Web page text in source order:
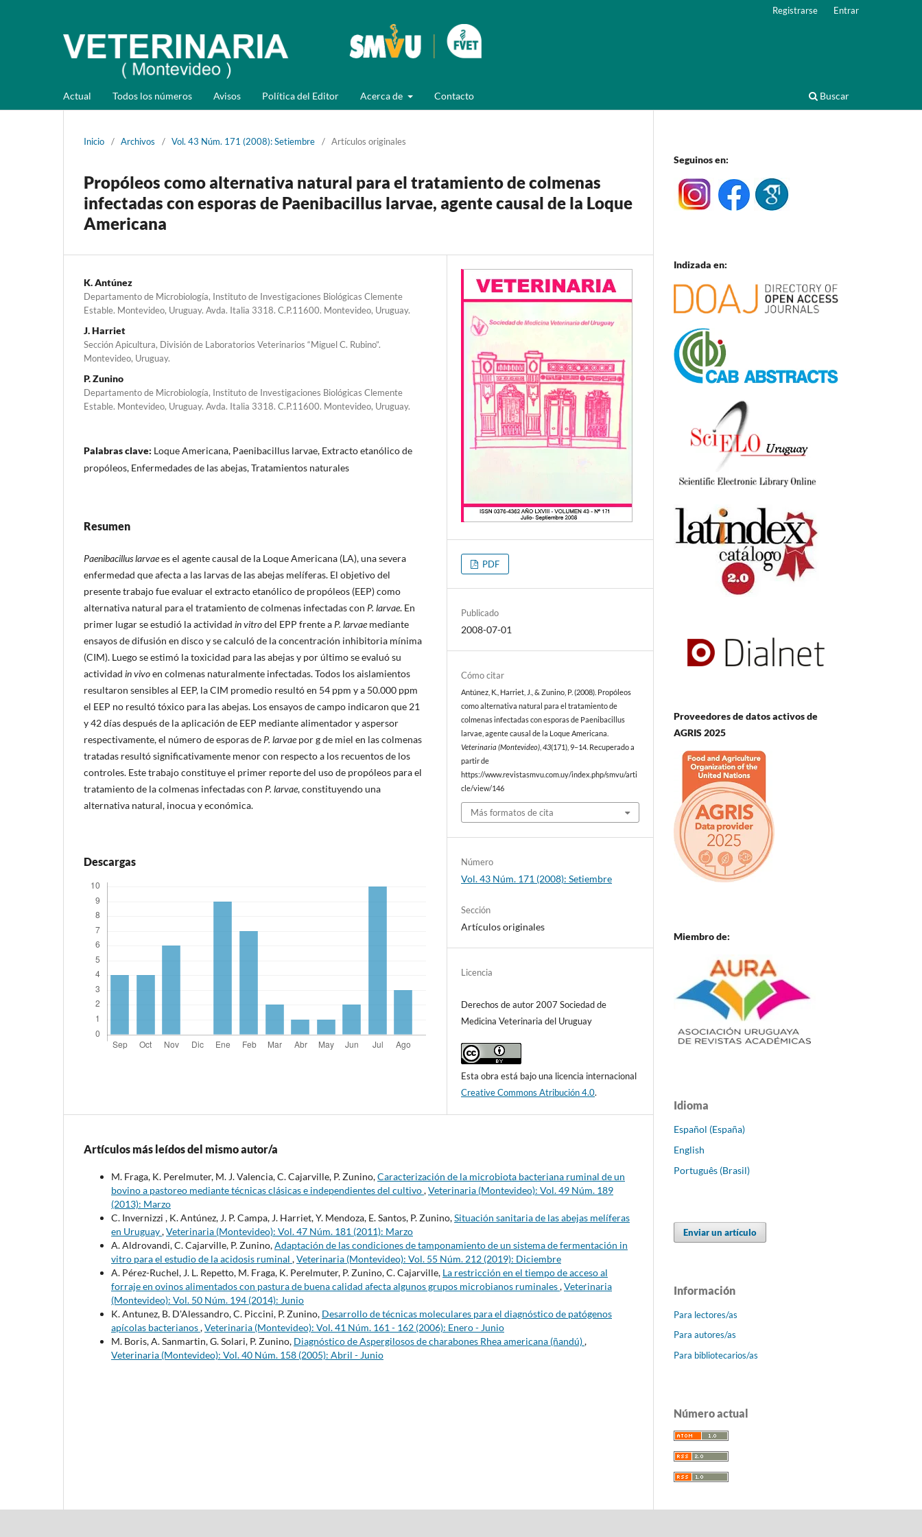
Actual Todos los números Avisos Política del Editor Acerca de Contacto Buscar
Registrarse Entrar
Inicio / Archivos / Vol. 43 Núm. 171 (2008): Setiembre / Artículos originales
Propóleos como alternativa natural para el tratamiento de colmenas
infectadas con esporas de Paenibacillus larvae, agente causal de la Loque
Americana
K. Antúnez
Departamento de Microbiología, Instituto de Investigaciones Biológicas Clemente
Estable. Montevideo, Uruguay. Avda. Italia 3318. C.P.11600. Montevideo, Uruguay.
J. Harriet
Sección Apicultura, División de Laboratorios Veterinarios “Miguel C. Rubino”.
Montevideo, Uruguay.
P. Zunino
Departamento de Microbiología, Instituto de Investigaciones Biológicas Clemente
Estable. Montevideo, Uruguay. Avda. Italia 3318. C.P.11600. Montevideo, Uruguay.
Palabras clave: Loque Americana, Paenibacillus larvae, Extracto etanólico de
propóleos, Enfermedades de las abejas, Tratamientos naturales
Resumen
Paenibacillus larvaees el agente causal de la Loque Americana (LA), una severa
enfermedad que afecta a las larvas de las abejas melíferas. El objetivo del
presente trabajo fue evaluar el extracto etanólico de propóleos (EEP) como
alternativa natural para el tratamiento de colmenas infectadas con P. larvae. En
primer lugar se estudió la actividad in vitrodel EPP frente a P. larvaemediante
ensayos de difusión en disco y se calculó de la concentración inhibitoria mínima
(CIM). Luego se estimó la toxicidad para las abejas y por último se evaluó su
actividad in vivoen colmenas naturalmente infectadas. Todos los aislamientos
resultaron sensibles al EEP, la CIM promedio resultó en 54 ppm y a 50.000 ppm
el EEP no resultó tóxico para las abejas. Los ensayos de campo indicaron que 21
y 42 días después de la aplicación de EEP mediante alimentador y aspersor
respectivamente, el número de esporas de P. larvaepor g de miel en las colmenas
tratadas resultó significativamente menor con respecto a los recuentos de los
controles. Este trabajo constituye el primer reporte del uso de propóleos para el
tratamiento de la colmenas infectadas con P. larvae, constituyendo una
alternativa natural, inocua y económica.
Descargas
PDF
Publicado
2008-07-01
Cómo citar
Antúnez, K., Harriet, J., & Zunino, P. (2008). Propóleos
como alternativa natural para el tratamiento de
colmenas infectadas con esporas de Paenibacillus
larvae, agente causal de la Loque Americana.
Veterinaria (Montevideo) ,43(171), 9–14. Recuperado a
partir de
https://www.revistasmvu.com.uy/index.php/smvu/arti
cle/view/146
Más formatos de cita
Número
Vol. 43 Núm. 171 (2008): Setiembre
Sección
Artículos originales
Licencia
Derechos de autor 2007 Sociedad de
Medicina Veterinaria del Uruguay
Esta obra está bajo una licencia internacional
Creative Commons Atribución 4.0.
Artículos más leídos del mismo autor/a
M. Fraga, K. Perelmuter, M. J. Valencia, C. Cajarville, P. Zunino,Caracterización de la microbiota bacteriana ruminal de un
bovino a pastoreo mediante técnicas clásicas e independientes del cultivo,Veterinaria (Montevideo): Vol. 49 Núm. 189
(2013): Marzo
C. Invernizzi , K. Antúnez, J. P. Campa, J. Harriet, Y. Mendoza, E. Santos, P. Zunino,Situación sanitaria de las abejas melíferas
en Uruguay,Veterinaria (Montevideo): Vol. 47 Núm. 181 (2011): Marzo
A. Aldrovandi, C. Cajarville, P. Zunino,Adaptación de las condiciones de tamponamiento de un sistema de fermentación in
vitro para el estudio de la acidosis ruminal ,Veterinaria (Montevideo): Vol. 55 Núm. 212 (2019): Diciembre
A. Pérez-Ruchel, J. L. Repetto, M. Fraga, K. Perelmuter, P. Zunino, C. Cajarville, La restricción en el tiempo de acceso al
forraje en ovinos alimentados con pastura de buena calidad afecta algunos grupos microbianos ruminales,Veterinaria
(Montevideo): Vol. 50 Núm. 194 (2014): Junio
K. Antunez, B. D'Alessandro, C. Piccini, P. Zunino, Desarrollo de técnicas moleculares para el diagnóstico de patógenos
apícolas bacterianos,Veterinaria (Montevideo): Vol. 41 Núm. 161 - 162 (2006): Enero - Junio
M. Boris, A. Sanmartin, G. Solari, P. Zunino, Diagnóstico de Aspergilosos de charabones Rhea americana (ñandú),
Veterinaria (Montevideo): Vol. 40 Núm. 158 (2005): Abril - Junio
Seguinos en:
Indizada en:
Proveedores de datos activos de
AGRIS 2025
Miembro de:
Idioma
Español (España)
English
Português (Brasil)
Enviar un artículo
Información
Para lectores/as
Para autores/as
Para bibliotecarios/as
Número actual